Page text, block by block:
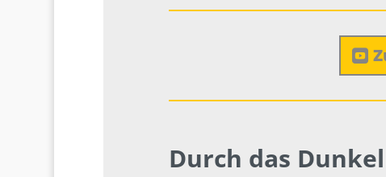
Durch das